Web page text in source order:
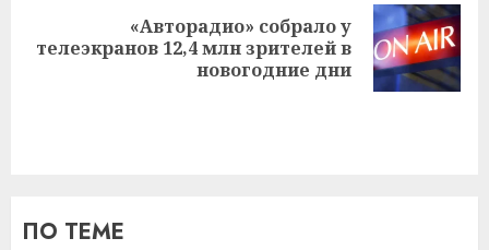
Следующая
«Авторадио» собрало у
телеэкранов 12,4 млн зрителей в
новогодние дни
ПО ТЕМЕ